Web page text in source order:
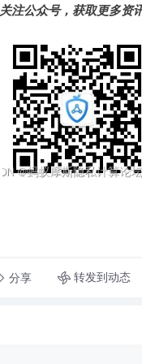
关注公众号，获取更多资
分享 转发到动态